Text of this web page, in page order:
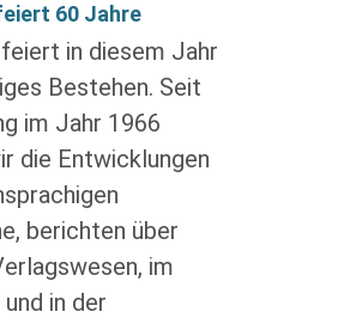
60 Jahre
in diesem Jahr
Bestehen. Seit
im Jahr 1966
die Entwicklungen
berichten über
im
in der